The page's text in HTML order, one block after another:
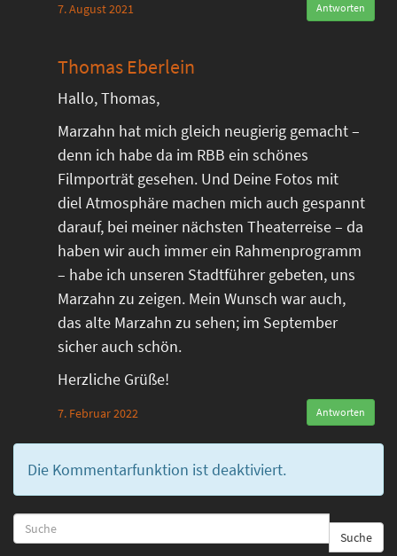
7. August 2021 Antworten
Thomas Eberlein
Hallo, Thomas,
Marzahn hat mich gleich neugierig gemacht –
denn ich habe da im RBB ein schönes
Filmporträt gesehen. Und Deine Fotos mit
diel Atmosphäre machen mich auch gespannt
darauf, bei meiner nächsten Theaterreise – da
haben wir auch immer ein Rahmenprogramm
– habe ich unseren Stadtführer gebeten, uns
Marzahn zu zeigen. Mein Wunsch war auch,
das alte Marzahn zu sehen; im September
sicher auch schön.
Herzliche Grüße!
7. Februar 2022 Antworten
Die Kommentarfunktion ist deaktiviert.
Suche